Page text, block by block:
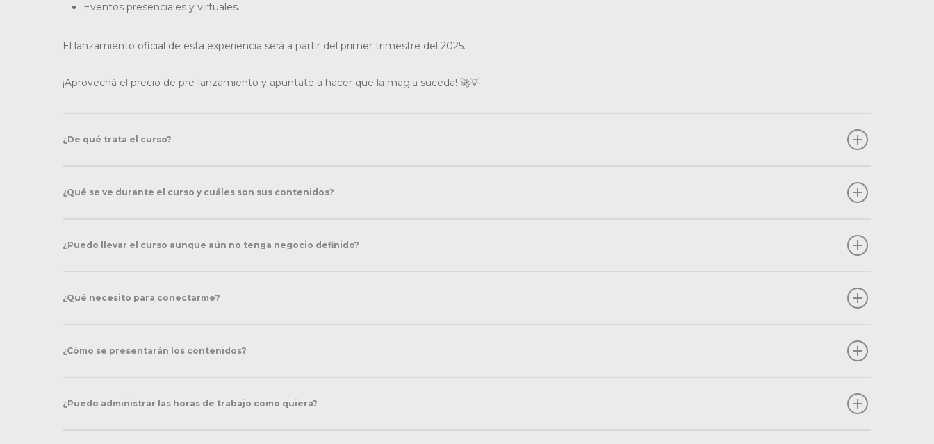
Eventos presenciales y virtuales.
El lanzamiento oficial de esta experiencia será a partir del primer trimestre del 2025.
¡Aprovechá el precio de pre-lanzamiento y apuntate a hacer que la magia suceda! 🚀💡
¿De qué trata el curso?
¿Qué se ve durante el curso y cuáles son sus contenidos?
¿Puedo llevar el curso aunque aún no tenga negocio definido?
¿Qué necesito para conectarme?
¿Cómo se presentarán los contenidos?
¿Puedo administrar las horas de trabajo como quiera?